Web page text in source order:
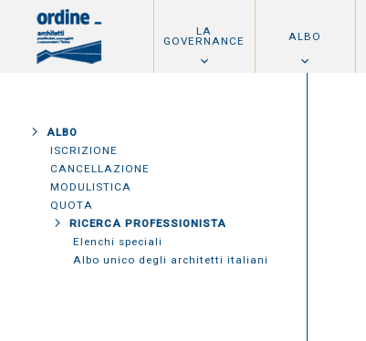
LA
GOVERNANCE ALBO
ALBO
ISCRIZIONE
CANCELLAZIONE
MODULISTICA
QUOTA
RICERCA PROFESSIONISTA
Elenchi speciali
Albo unico degli architetti italiani